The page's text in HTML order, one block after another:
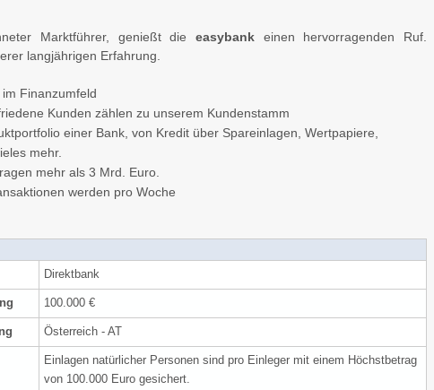
Marktführer, genießt dieeasybank einen hervorragenden Ruf.
langjährigen Erfahrung.
Finanzumfeld
Kunden zählen zu unserem Kundenstamm
einer Bank, von Kredit über Spareinlagen, Wertpapiere,
mehr.
mehr als 3 Mrd. Euro.
werden pro Woche
Direktbank
100.000 €
Österreich - AT
Einlagen natürlicher Personen sind pro Einleger mit einem Höchstbetrag
von 100.000 Euro gesichert.